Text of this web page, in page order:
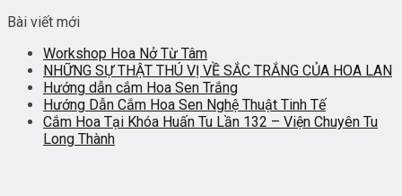
Bài viết mới
Workshop Hoa Nở Từ Tâm
NHỮNG SỰ THẬT THÚ VỊ VỀ SẮC TRẮNG CỦA HOA LAN
Hướng dẫn cắm Hoa Sen Trắng
Hướng Dẫn Cắm Hoa Sen Nghệ Thuật Tinh Tế
Cắm Hoa Tại Khóa Huấn Tu Lần 132 – Viện Chuyên Tu
Long Thành